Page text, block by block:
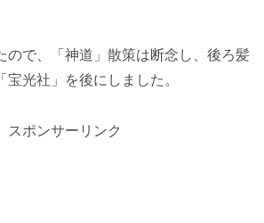
ので、「神道」散策は断念し、後ろ髪
宝光社」を後にしました。
スポンサーリンク